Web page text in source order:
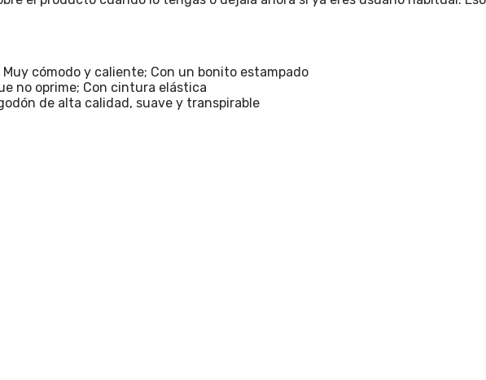
cómodo y caliente; Con un bonito estampado
no oprime; Con cintura elástica
de alta calidad, suave y transpirable